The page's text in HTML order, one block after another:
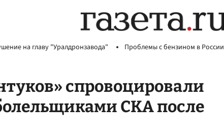
на главу "Уралдронзавода" Проблемы с бензином в России
спровоцировали
СКА после